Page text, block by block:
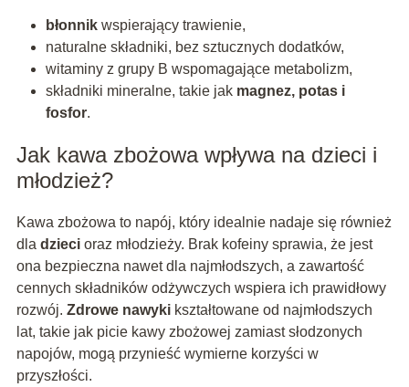
błonnikwspierający trawienie,
naturalne składniki, bez sztucznych dodatków,
witaminy z grupy B wspomagające metabolizm,
składniki mineralne, takie jak magnez, potas i
fosfor.
Jak kawa zbożowa wpływa na dzieci i
młodzież?
Kawa zbożowa to napój, który idealnie nadaje się również
dla dziecioraz młodzieży. Brak kofeiny sprawia, że jest
ona bezpieczna nawet dla najmłodszych, a zawartość
cennych składników odżywczych wspiera ich prawidłowy
rozwój. Zdrowe nawykikształtowane od najmłodszych
lat, takie jak picie kawy zbożowej zamiast słodzonych
napojów, mogą przynieść wymierne korzyści w
przyszłości.